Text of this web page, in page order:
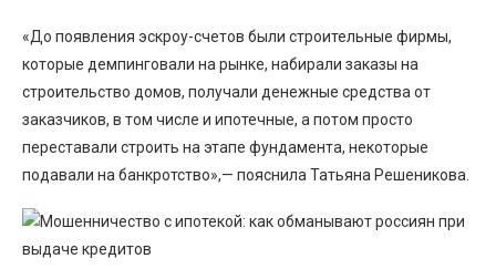
«До появления эскроу-счетов были строительные фирмы,
которые демпинговали на рынке, набирали заказы на
строительство домов, получали денежные средства от
заказчиков, в том числе и ипотечные, а потом просто
переставали строить на этапе фундамента, некоторые
подавали на банкротство»,— пояснила Татьяна Решеникова.